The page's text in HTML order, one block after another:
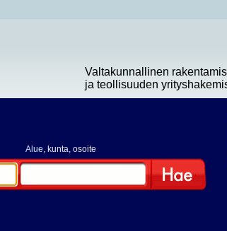
Valtakunnallinen
ja teollisuuden
Alue, kunta, osoite